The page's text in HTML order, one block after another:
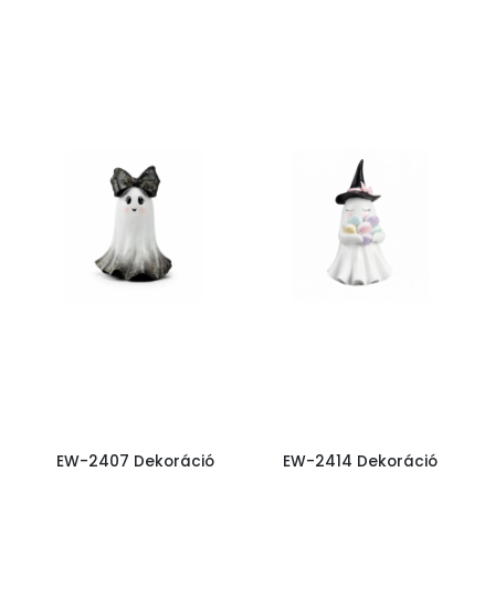
EW-2407 Dekoráció EW-2414 Dekoráció